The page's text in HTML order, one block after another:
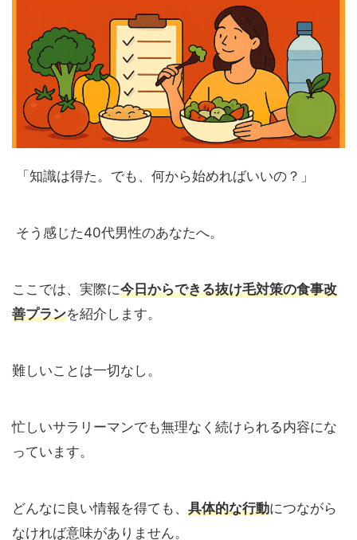
「知識は得た。でも、何から始めればいいの？」
そう感じた40代男性のあなたへ。
ここでは、実際に今日からできる抜け毛対策の食事改
善プランを紹介します。
難しいことは一切なし。
忙しいサラリーマンでも無理なく続けられる内容にな
っています。
どんなに良い情報を得ても、 具体的な行動につながら
なければ意味がありません。